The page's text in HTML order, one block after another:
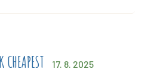
17. 8. 2025